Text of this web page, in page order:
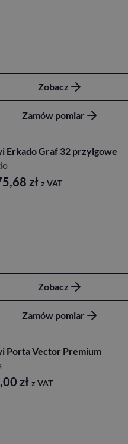
Zobacz
Zamów pomiar
Erkado Graf 32 przylgowe
zł z VAT
Zobacz
Zamów pomiar
Porta Vector Premium
zł z VAT